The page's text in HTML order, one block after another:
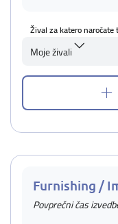
Žival za katero naročate
Moje živali
Furnishing /
Povprečni čas